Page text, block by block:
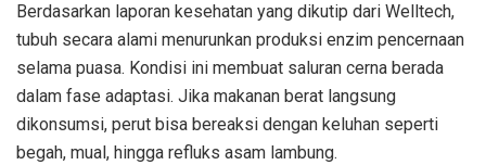
Berdasarkan laporan kesehatan yang dikutip dari Welltech,
tubuh secara alami menurunkan produksi enzim pencernaan
selama puasa. Kondisi ini membuat saluran cerna berada
dalam fase adaptasi. Jika makanan berat langsung
dikonsumsi, perut bisa bereaksi dengan keluhan seperti
begah, mual, hingga refluks asam lambung.